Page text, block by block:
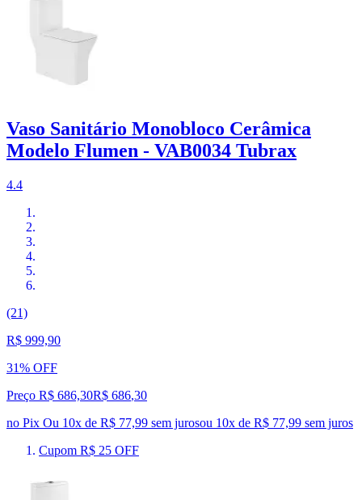
Vaso Sanitário Monobloco Cerâmica
Modelo Flumen - VAB0034 Tubrax
4.4
(21)
R$ 999,90
31% OFF
Preço R$ 686,30R$ 686,30
no Pix Ou 10x de R$ 77,99 sem jurosou 10x de R$ 77,99 sem juros
Cupom R$ 25 OFF